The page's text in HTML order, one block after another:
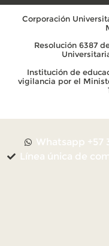
Corporación
Resolución 6387
Institución de
vigilancia por el
Whatsapp +57
Línea única de